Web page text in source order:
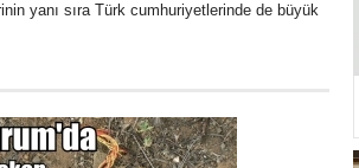
yanı sıra Türk cumhuriyetlerinde de büyük